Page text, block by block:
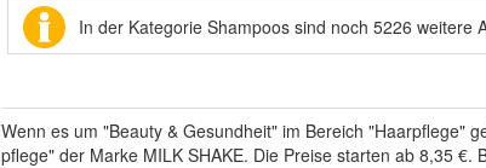
In der Kategorie Shampoos sind noch 5226 weitere
Wenn es um "Beauty & Gesundheit" im Bereich "Haarpflege"
pflege" der Marke MILK SHAKE. Die Preise starten ab 8,35 €.